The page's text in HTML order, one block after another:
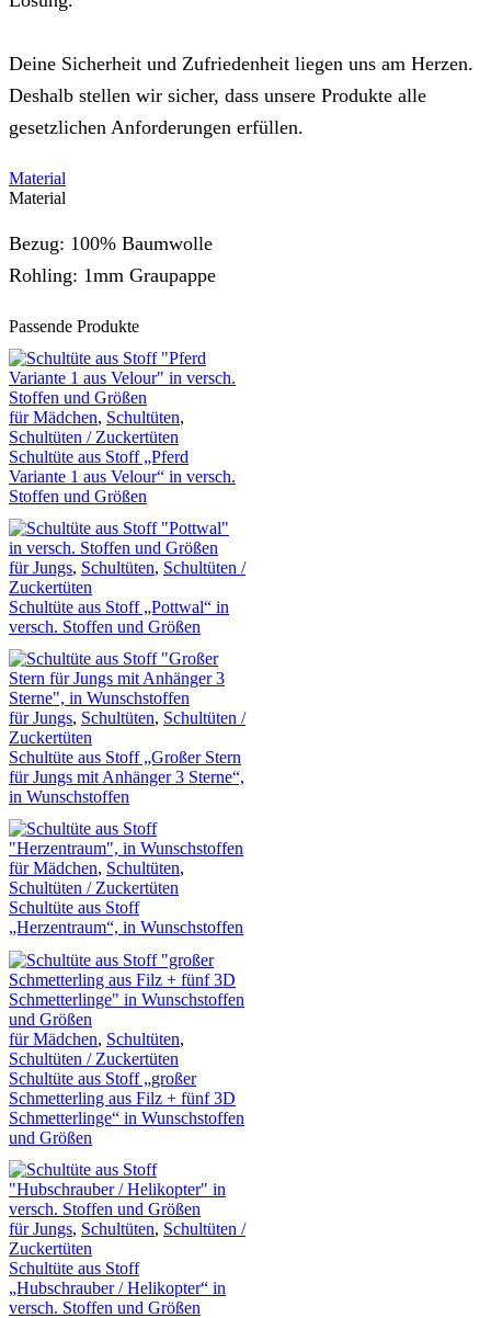
Deine Sicherheit und Zufriedenheit liegen uns am Herzen.
Deshalb stellen wir sicher, dass unsere Produkte alle
gesetzlichen Anforderungen erfüllen.
Material
Material
Bezug: 100% Baumwolle
Rohling: 1mm Graupappe
Passende Produkte
für Mädchen, Schultüten,
Schultüten / Zuckertüten
Schultüte aus Stoff „Pferd
Variante 1 aus Velour“ in versch.
Stoffen und Größen
für Jungs, Schultüten, Schultüten /
Zuckertüten
Schultüte aus Stoff „Pottwal“ in
versch. Stoffen und Größen
für Jungs, Schultüten, Schultüten /
Zuckertüten
Schultüte aus Stoff „Großer Stern
für Jungs mit Anhänger 3 Sterne“,
in Wunschstoffen
für Mädchen, Schultüten,
Schultüten / Zuckertüten
Schultüte aus Stoff
„Herzentraum“, in Wunschstoffen
für Mädchen, Schultüten,
Schultüten / Zuckertüten
Schultüte aus Stoff „großer
Schmetterling aus Filz + fünf 3D
Schmetterlinge“ in Wunschstoffen
und Größen
für Jungs, Schultüten, Schultüten /
Zuckertüten
Schultüte aus Stoff
„Hubschrauber / Helikopter“ in
versch. Stoffen und Größen